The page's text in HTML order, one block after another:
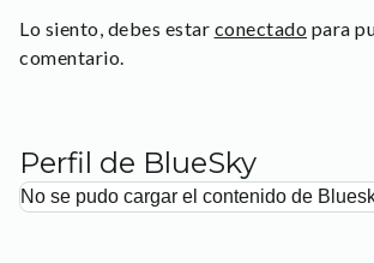
Lo siento, debes estar conectado para
comentario.
Perfil de BlueSky
No se pudo cargar el contenido de